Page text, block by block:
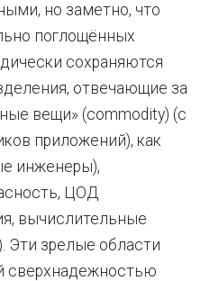
но заметно, что
поглощённых
сохраняются
отвечающие за
вещи» (commodity) (с
приложений), как
инженеры),
ЦОД
вычислительные
Эти зрелые области
сверхнадежностью